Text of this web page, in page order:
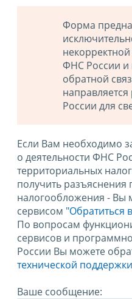
Форма
ФНС России и
обратной
России для
Если Вам необходимо
о деятельности ФНС
территориальных
получить разъяснения
налогообложения - Вы
сервисом "Обратиться
По вопросам
сервисов и
России Вы можете
технической
Ваше сообщение: